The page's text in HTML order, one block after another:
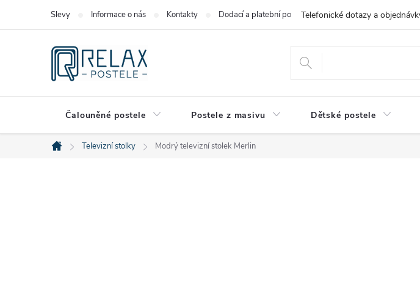
515
Slevy Informace o nás Kontakty Dodací a platební podmínky Obchodní podmínky
Čalouněné postele Postele z masivu Dětské postele
Domů
Televizní stolky Modrý televizní stolek Merlin